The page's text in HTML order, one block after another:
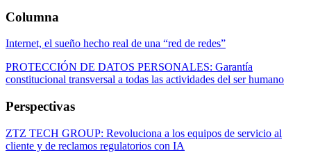
Columna
Internet, el sueño hecho real de una “red de redes”
PROTECCIÓN DE DATOS PERSONALES: Garantía
constitucional transversal a todas las actividades del ser humano
Perspectivas
ZTZ TECH GROUP: Revoluciona a los equipos de servicio al
cliente y de reclamos regulatorios con IA